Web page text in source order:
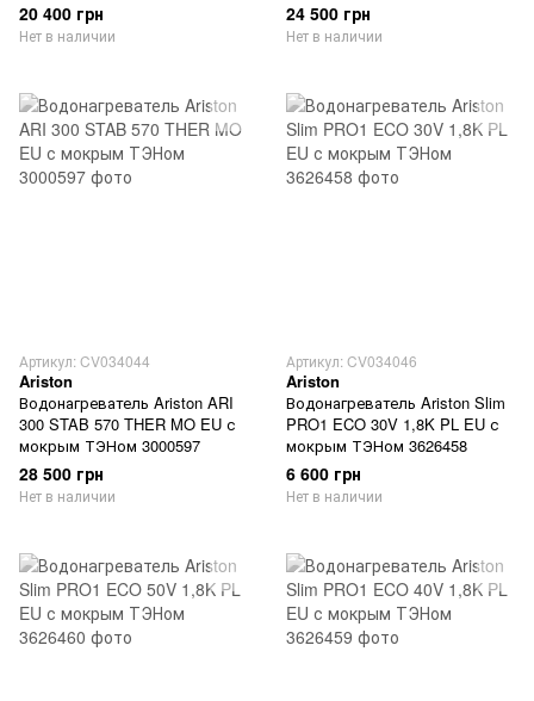
20 400 грн
Нет в наличии
24 500 грн
Нет в наличии
Артикул: CV034044
Ariston
Водонагреватель Ariston ARI
300 STAB 570 THER MO EU с
мокрым ТЭНом 3000597
28 500 грн
Нет в наличии
Артикул: CV034046
Ariston
Водонагреватель Ariston Slim
PRO1 ECO 30V 1,8K PL EU с
мокрым ТЭНом 3626458
6 600 грн
Нет в наличии